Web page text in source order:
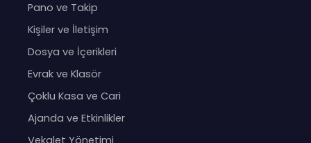
Pano ve Takip
Kişiler ve İletişim
Dosya ve İçerikleri
Evrak ve Klasör
Çoklu Kasa ve Cari
Ajanda ve Etkinlikler